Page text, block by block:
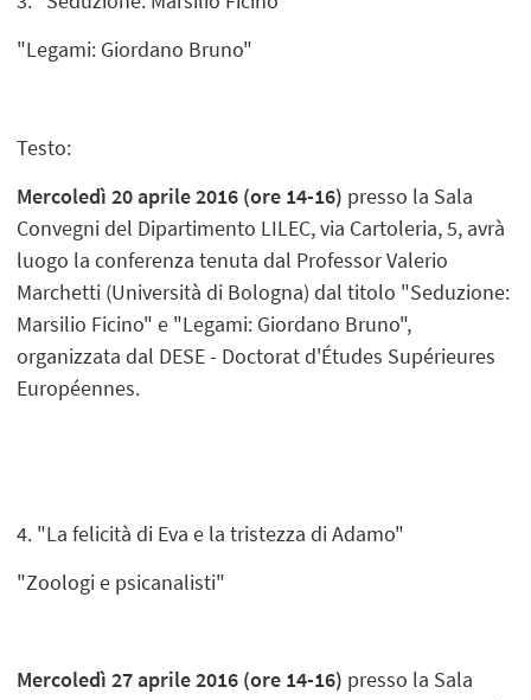
"Legami: Giordano Bruno"
Testo:
Mercoledì 20 aprile 2016 (ore 14-16) presso la Sala
Convegni del Dipartimento LILEC, via Cartoleria, 5, avrà
luogo la conferenza tenuta dal Professor Valerio
Marchetti (Università di Bologna) dal titolo "Seduzione:
Marsilio Ficino" e "Legami: Giordano Bruno",
organizzata dal DESE - Doctorat d'Études Supérieures
Européennes.
4. "La felicità di Eva e la tristezza di Adamo"
"Zoologi e psicanalisti"
Mercoledì 27 aprile 2016 (ore 14-16) presso la Sala